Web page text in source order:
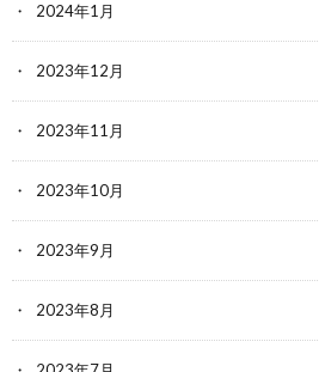
2024年1月
2023年12月
2023年11月
2023年10月
2023年9月
2023年8月